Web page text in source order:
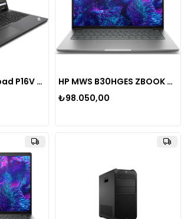
Lenovo 16" Thınkpad P16V 21KX001STX Ultra 9 185H-128GB Ddr5 Ram-1tb Nvme-8gb Rtx 3000 ADA-W11 Pro
HP MWS B30HGES ZBOOK 8 16 G1i U7-255H 16GB 512GB SSD 4GB RTX 500 ADA 16" WUXGA WIN11PRO
₺98.050,00